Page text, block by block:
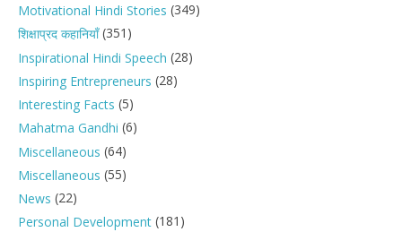
Motivational Hindi Stories (349)
शिक्षाप्रद कहानियाँ(351)
Inspirational Hindi Speech (28)
Inspiring Entrepreneurs (28)
Interesting Facts (5)
Mahatma Gandhi (6)
Miscellaneous (64)
Miscellaneous (55)
News (22)
Personal Development (181)